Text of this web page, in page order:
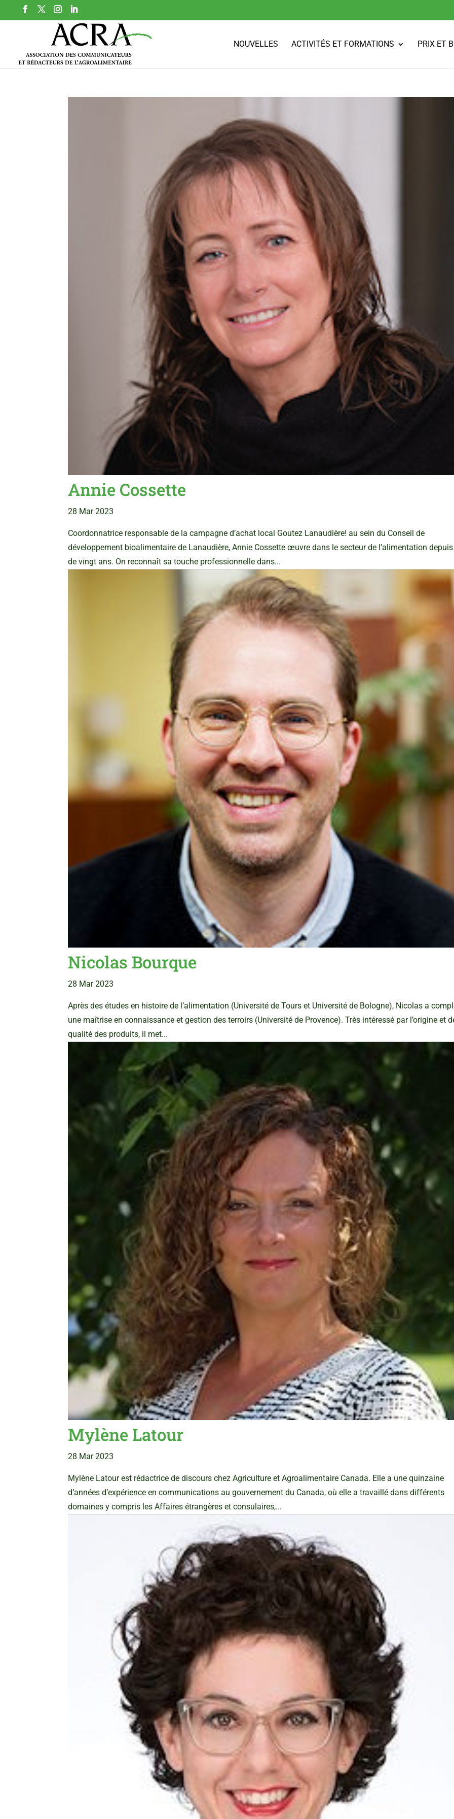
NOUVELLES ACTIVITÉS ET FORMATIONS PRIX ET
Annie Cossette
28 Mar 2023
Coordonnatrice responsable de la campagne d’achat local Goutez Lanaudière! au sein du Conseil de
développement bioalimentaire de Lanaudière, Annie Cossette œuvre dans le secteur de l’alimentation
de vingt ans. On reconnaît sa touche professionnelle dans...
Nicolas Bourque
28 Mar 2023
Après des études en histoire de l’alimentation (Université de Tours et Université de Bologne), Nicolas a
une maîtrise en connaissance et gestion des terroirs (Université de Provence). Très intéressé par l’origine et
qualité des produits, il met...
Mylène Latour
28 Mar 2023
Mylène Latour est rédactrice de discours chez Agriculture et Agroalimentaire Canada. Elle a une quinzaine
d’années d’expérience en communications au gouvernement du Canada, où elle a travaillé dans différents
domaines y compris les Affaires étrangères et consulaires,...